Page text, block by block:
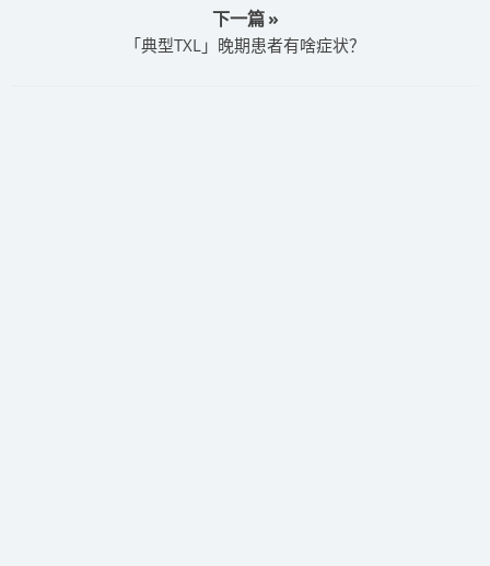
下一篇 »
​「典型TXL」晚期患者有啥症状？